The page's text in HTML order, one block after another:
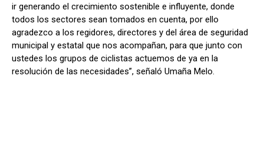
ir generando el crecimiento sostenible e influyente, donde
todos los sectores sean tomados en cuenta, por ello
agradezco a los regidores, directores y del área de seguridad
municipal y estatal que nos acompañan, para que junto con
ustedes los grupos de ciclistas actuemos de ya en la
resolución de las necesidades”, señaló Umaña Melo.